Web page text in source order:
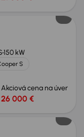
150 kW
S
Akciová cena na úver
26 000 €